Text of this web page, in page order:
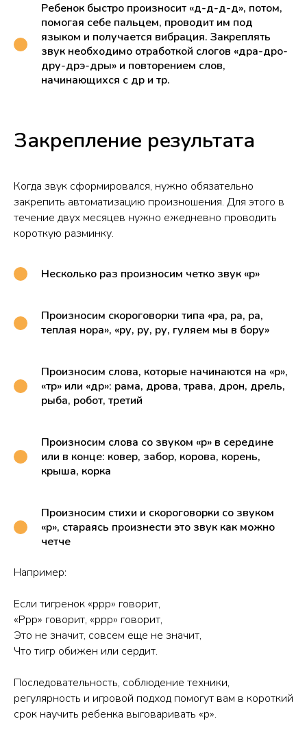
Ребенок быстро произносит «д-д-д-д», потом,
помогая себе пальцем, проводит им под
языком и получается вибрация. Закреплять
звук необходимо отработкой слогов «дра-дро-
дру-дрэ-дры» и повторением слов,
начинающихся с др и тр.
Закрепление результата
Когда звук сформировался, нужно обязательно
закрепить автоматизацию произношения. Для этого в
течение двух месяцев нужно ежедневно проводить
короткую разминку.
Несколько раз произносим четко звук «р»
Произносим скороговорки типа «ра, ра, ра,
теплая нора», «ру, ру, ру, гуляем мы в бору»
Произносим слова, которые начинаются на «р»,
«тр» или «др»: рама, дрова, трава, дрон, дрель,
рыба, робот, третий
Произносим слова со звуком «р» в середине
или в конце: ковер, забор, корова, корень,
крыша, корка
Произносим стихи и скороговорки со звуком
«р», стараясь произнести это звук как можно
четче
Например:
Если тигренок «ррр» говорит,
«Ррр» говорит, «ррр» говорит,
Это не значит, совсем еще не значит,
Что тигр обижен или сердит.
Последовательность, соблюдение техники,
регулярность и игровой подход помогут вам в короткий
срок научить ребенка выговаривать «р».